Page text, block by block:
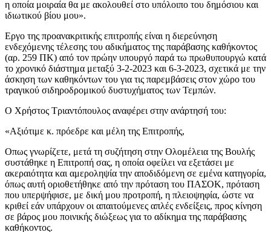
η οποία μοιραία θα με ακολουθεί στο υπόλοιπο του δημόσιου και
ιδιωτικού βίου μου».
Εργο της προανακριτικής επιτροπής είναι η διερεύνηση
ενδεχόμενης τέλεσης του αδικήματος της παράβασης καθήκοντος
(αρ. 259 ΠΚ) από τον πρώην υπουργό παρά τω πρωθυπουργώ κατά
το χρονικό διάστημα μεταξύ 3-2-2023 και 6-3-2023, σχετικά με την
άσκηση των καθηκόντων του για τις παρεμβάσεις στον χώρο του
τραγικού σιδηροδρομικού δυστυχήματος των Τεμπών.
Ο Χρήστος Τριαντόπουλος αναφέρει στην ανάρτησή του:
«Αξιότιμε κ. πρόεδρε και μέλη της Επιτροπής,
Οπως γνωρίζετε, μετά τη συζήτηση στην Ολομέλεια της Βουλής
συστάθηκε η Επιτροπή σας, η οποία οφείλει να εξετάσει με
ακεραιότητα και αμεροληψία την αποδιδόμενη σε εμένα κατηγορία,
όπως αυτή οριοθετήθηκε από την πρόταση του ΠΑΣΟΚ, πρόταση
που υπερψήφισε, με δική μου προτροπή, η πλειοψηφία, ώστε να
κριθεί εάν υπάρχουν οι απαιτούμενες απλές ενδείξεις, προς κίνηση
σε βάρος μου ποινικής διώξεως για το αδίκημα της παράβασης
καθήκοντος.